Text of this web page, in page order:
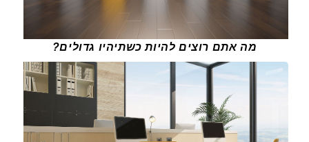
מה אתם רוצים להיות כשתיהיו גדולים?